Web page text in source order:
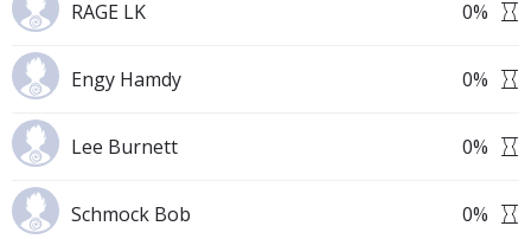
RAGE LK 0%
Engy Hamdy 0%
Lee Burnett 0%
Schmock Bob 0%